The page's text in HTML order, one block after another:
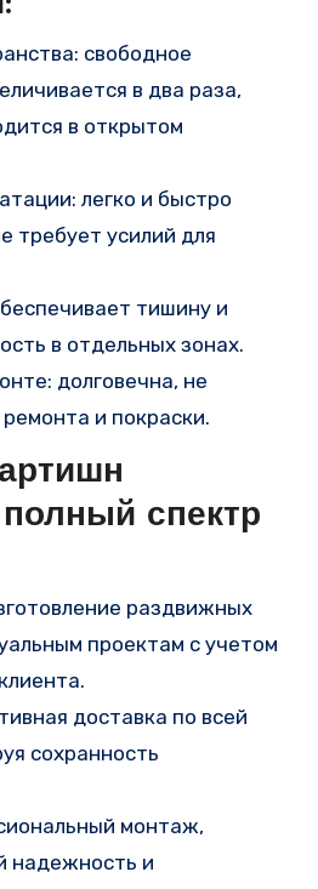
свободное
в два раза,
в открытом
легко и быстро
требует усилий для
тишину и
в отдельных зонах.
долговечна, не
и покраски.
спектр
раздвижных
проектам с учетом
доставка по всей
сохранность
монтаж,
надежность и